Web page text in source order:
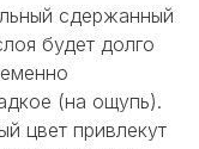
сдержанный
будет долго
(на ощупь).
цвет привлекут